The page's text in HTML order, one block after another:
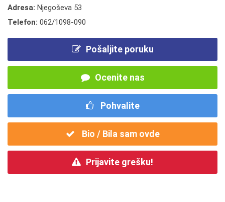
Adresa: Njegoševa 53
Telefon: 062/1098-090
Pošaljite poruku
Ocenite nas
Pohvalite
Bio / Bila sam ovde
Prijavite grešku!